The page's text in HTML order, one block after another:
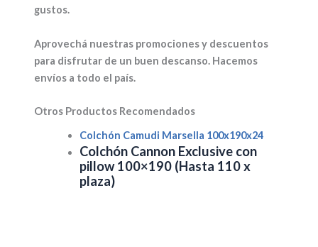
gustos.
Aprovechá nuestras promociones y descuentos
para disfrutar de un buen descanso. Hacemos
envíos a todo el país.
Otros Productos Recomendados
Colchón Camudi Marsella 100x190x24
Colchón Cannon Exclusive con
pillow 100×190 (Hasta 110 x
plaza)